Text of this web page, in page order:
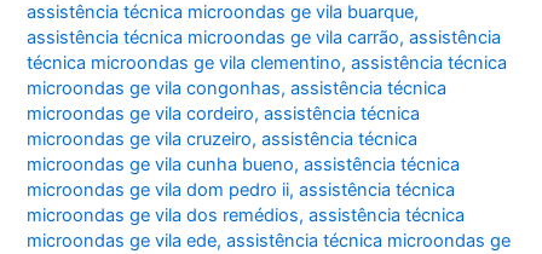
assistência técnica microondas ge vila buarque,
assistência técnica microondas ge vila carrão,assistência
técnica microondas ge vila clementino,assistência técnica
microondas ge vila congonhas,assistência técnica
microondas ge vila cordeiro,assistência técnica
microondas ge vila cruzeiro,assistência técnica
microondas ge vila cunha bueno,assistência técnica
microondas ge vila dom pedro ii,assistência técnica
microondas ge vila dos remédios,assistência técnica
microondas ge vila ede,assistência técnica microondas ge